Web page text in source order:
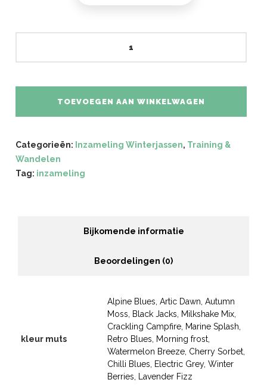
TOEVOEGEN AAN WINKELWAGEN
Categorieën: Inzameling Winterjassen, Training &
Wandelen
Tag: inzameling
Bijkomende informatie
Beoordelingen (0)
kleur muts
Alpine Blues, Artic Dawn, Autumn
Moss, Black Jacks, Milkshake Mix,
Crackling Campfire, Marine Splash,
Retro Blues, Morning frost,
Watermelon Breeze, Cherry Sorbet,
Chilli Blues, Electric Grey, Winter
Berries, Lavender Fizz